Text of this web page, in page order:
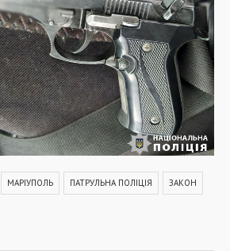
МАРІУПОЛЬ ПАТРУЛЬНА ПОЛІЦІЯ ЗАКОН